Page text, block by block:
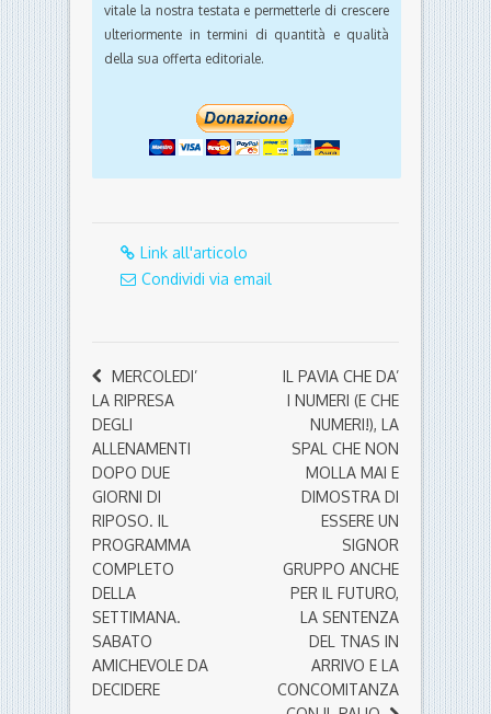
vitale la nostra testata e permetterle di crescere
ulteriormente in termini di quantità e qualità
della sua offerta editoriale.
Link all'articolo
Condividi via email
MERCOLEDI’
LA RIPRESA
DEGLI
ALLENAMENTI
DOPO DUE
GIORNI DI
RIPOSO. IL
PROGRAMMA
COMPLETO
DELLA
SETTIMANA.
SABATO
AMICHEVOLE DA
DECIDERE
IL PAVIA CHE DA’
I NUMERI (E CHE
NUMERI!), LA
SPAL CHE NON
MOLLA MAI E
DIMOSTRA DI
ESSERE UN
SIGNOR
GRUPPO ANCHE
PER IL FUTURO,
LA SENTENZA
DEL TNAS IN
ARRIVO E LA
CONCOMITANZA